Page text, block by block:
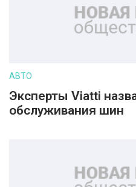
АВТО
Эксперты Viatti
обслуживания шин